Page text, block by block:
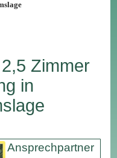
Zimmer
in
Ansprechpartner